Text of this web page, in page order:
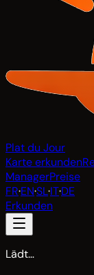
Plat du Jour
Karte erkunden
ManagerPreise
FR·EN·SL·IT·DE
Erkunden
Lädt…